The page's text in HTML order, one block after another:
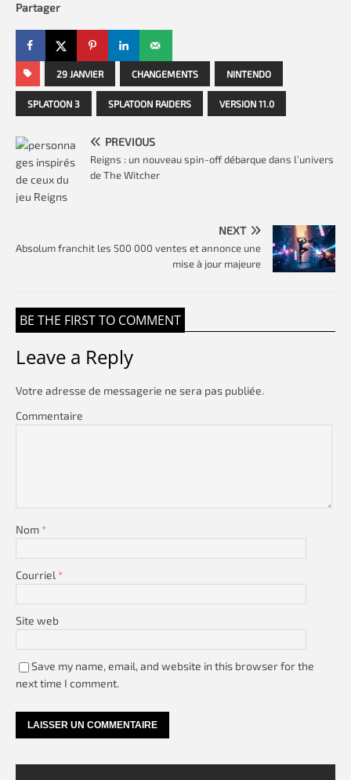
Partager
29 JANVIER CHANGEMENTS NINTENDO
SPLATOON 3 SPLATOON RAIDERS VERSION 11.0
PREVIOUS
Reigns : un nouveau spin-off débarque dans l’univers
de The Witcher
NEXT
Absolum franchit les 500 000 ventes et annonce une
mise à jour majeure
BE THE FIRST TO COMMENT
Leave a Reply
Votre adresse de messagerie ne sera pas publiée.
Commentaire
Nom *
Courriel *
Site web
Save my name, email, and website in this browser for the
next time I comment.